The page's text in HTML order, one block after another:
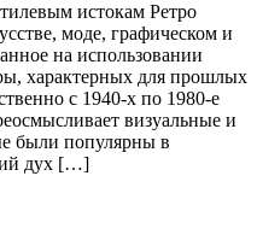
истокам Ретро
моде, графическом и
на использовании
характерных для прошлых
с 1940-х по 1980-е
визуальные и
были популярны в
дух […]